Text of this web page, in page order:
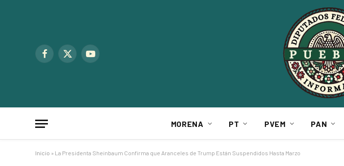
Facebook
X
YouTube
MORENA PT PVEM PAN
Inicio » La Presidenta Sheinbaum Confirma que Aranceles de Trump Están Suspendidos Hasta Marzo